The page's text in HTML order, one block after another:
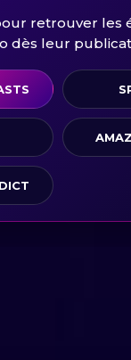
retrouver les
dès leur